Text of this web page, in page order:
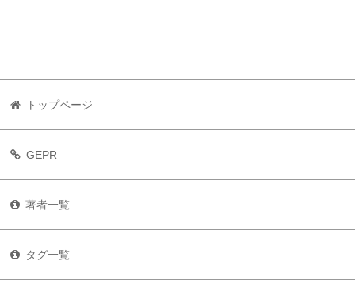
トップページ
GEPR
著者一覧
タグ一覧